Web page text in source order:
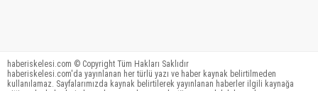
haberiskelesi.com © Copyright Tüm Hakları Saklıdır
haberiskelesi.com'da yayınlanan her türlü yazı ve haber kaynak belirtilmeden
kullanılamaz. Sayfalarımızda kaynak belirtilerek yayınlanan haberler ilgili kaynağa